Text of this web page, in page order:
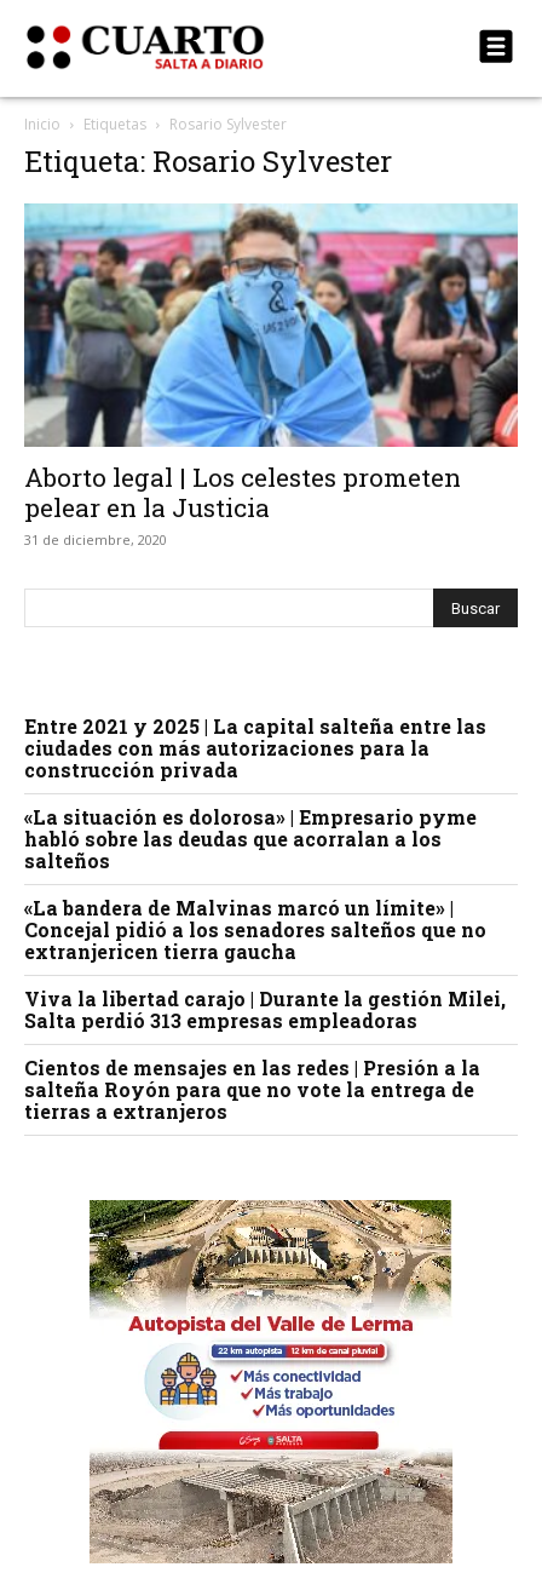
Inicio Etiquetas Rosario Sylvester
Etiqueta: Rosario Sylvester
Aborto legal | Los celestes prometen
pelear en la Justicia
31 de diciembre, 2020
Entre 2021 y 2025 | La capital salteña entre las
ciudades con más autorizaciones para la
construcción privada
«La situación es dolorosa» | Empresario pyme
habló sobre las deudas que acorralan a los
salteños
«La bandera de Malvinas marcó un límite» |
Concejal pidió a los senadores salteños que no
extranjericen tierra gaucha
Viva la libertad carajo | Durante la gestión Milei,
Salta perdió 313 empresas empleadoras
Cientos de mensajes en las redes | Presión a la
salteña Royón para que no vote la entrega de
tierras a extranjeros